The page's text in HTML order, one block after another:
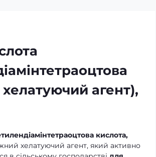
хелатуючий агент),
кислота,
хелатуючий агент, який активно